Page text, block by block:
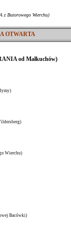
z Butorowego Wierchu)
OTWARTA
od Małkuchów)
Wierchu)
Bacówki)